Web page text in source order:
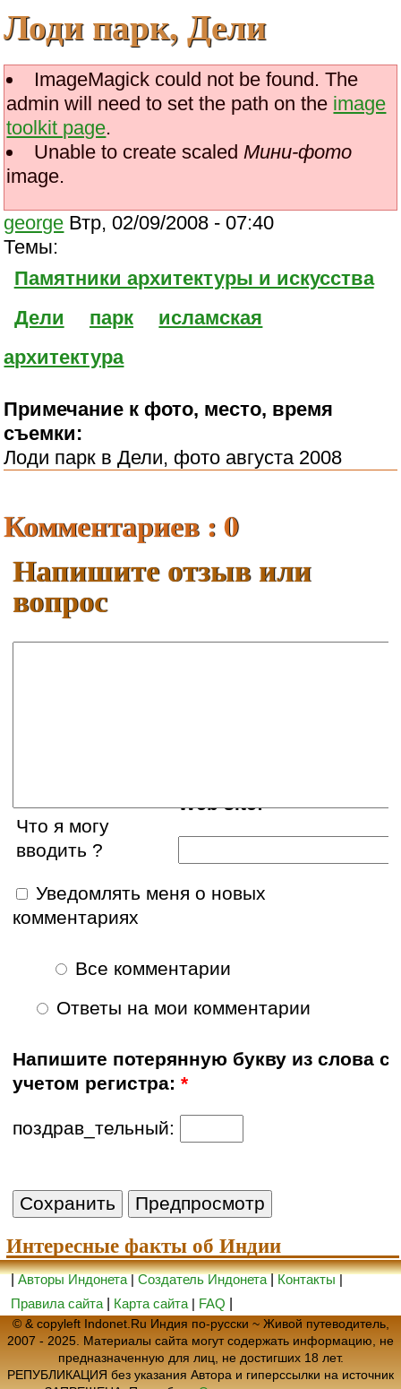
Лоди парк, Дели
ImageMagick could not be found. The
admin will need to set the path on the image
toolkit page.
Unable to create scaled Мини-фото
image.
george Втр, 02/09/2008 - 07:40
Темы:
Памятники архитектуры и искусства
Дели
парк
исламская
архитектура
Примечание к фото, место, время
съемки:
Лоди парк в Дели, фото августа 2008
Комментариев : 0
Напишите отзыв или
вопрос
Web site:
Что я могу
вводить ?
Уведомлять меня о новых
комментариях
Все комментарии
Ответы на мои комментарии
Напишите потерянную букву из слова с
учетом регистра:*
поздрав_тельный:
Интересные факты об Индии
|Авторы Индонета|Создатель Индонета|Контакты|
Правила сайта| Карта сайта| FAQ
© & copyleft Indonet.Ru Индия по-русски ~ Живой путеводитель,
2007 - 2025. Материалы сайта могут содержать информацию, не
предназначенную для лиц, не достигших 18 лет.
РЕПУБЛИКАЦИЯ без указания Автора и гиперссылки на источник